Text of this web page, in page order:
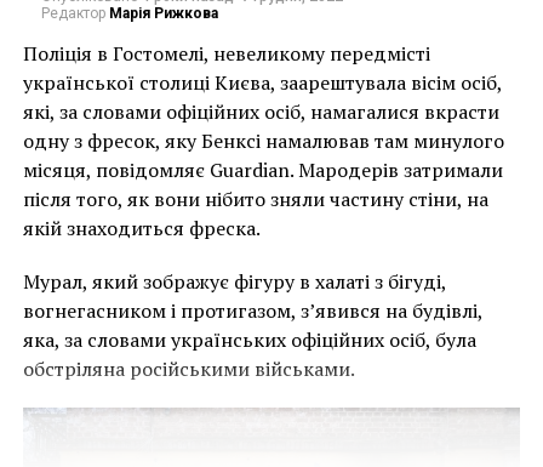
художественных школах и высших учебных
заведениях. Это современная живопись, в которой
желание привнести современную проблематику в
классические сюжеты преобладает над желанием
выделиться и эпатировать.
«Важно, чтобы
современное
искусство не
переходило грани
человечного!
Искусство должно
Редактор Марія Рижкова
Поліція в Гостомелі, невеликому передмісті
української столиці Києва, заарештувала вісім осіб,
які, за словами офіційних осіб, намагалися вкрасти
одну з фресок, яку Бенксі намалював там минулого
місяця, повідомляє Guardian. Мародерів затримали
після того, як вони нібито зняли частину стіни, на
якій знаходиться фреска.
Мурал, який зображує фігуру в халаті з бігуді,
вогнегасником і протигазом, з’явився на будівлі,
яка, за словами українських офіційних осіб, була
обстріляна російськими військами.